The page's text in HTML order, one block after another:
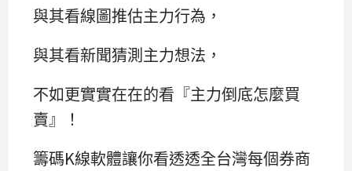
與其看線圖推估主力行為，
與其看新聞猜測主力想法，
不如更實實在在的看『主力倒底怎麼買
賣』！
籌碼K線軟體讓你看透透全台灣每個券商